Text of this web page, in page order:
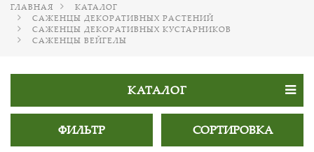
ГЛАВНАЯ
КАТАЛОГ
САЖЕНЦЫ ДЕКОРАТИВНЫХ РАСТЕНИЙ
САЖЕНЦЫ ДЕКОРАТИВНЫХ КУСТАРНИКОВ
САЖЕНЦЫ ВЕЙГЕЛЫ
КАТАЛОГ
ФИЛЬТР СОРТИРОВКА